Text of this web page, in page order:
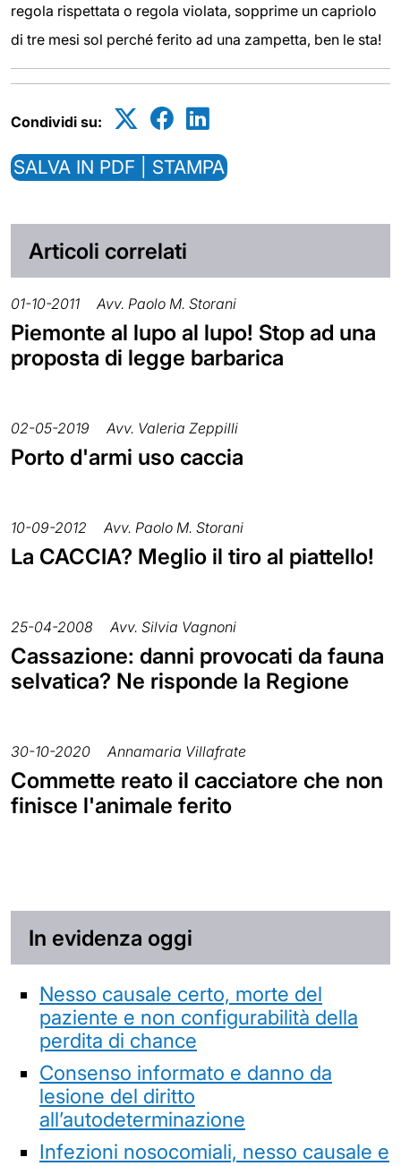
regola rispettata o regola violata, sopprime un capriolo
di tre mesi sol perché ferito ad una zampetta, ben le sta!
Condividi su:
SALVA IN PDF | STAMPA
Articoli correlati
01-10-2011 Avv. Paolo M. Storani
Piemonte al lupo al lupo! Stop ad una
proposta di legge barbarica
02-05-2019 Avv. Valeria Zeppilli
Porto d'armi uso caccia
10-09-2012 Avv. Paolo M. Storani
La CACCIA? Meglio il tiro al piattello!
25-04-2008 Avv. Silvia Vagnoni
Cassazione: danni provocati da fauna
selvatica? Ne risponde la Regione
30-10-2020 Annamaria Villafrate
Commette reato il cacciatore che non
finisce l'animale ferito
In evidenza oggi
Nesso causale certo, morte del
paziente e non configurabilità della
perdita di chance
Consenso informato e danno da
lesione del diritto
all’autodeterminazione
Infezioni nosocomiali, nesso causale e